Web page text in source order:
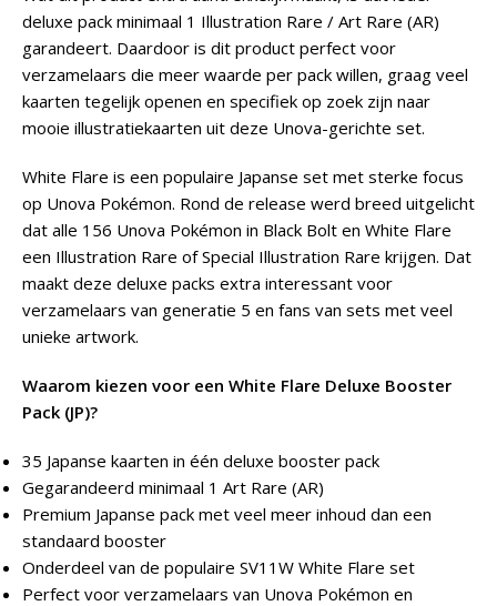
deluxe pack minimaal 1 Illustration Rare / Art Rare (AR)
garandeert. Daardoor is dit product perfect voor
verzamelaars die meer waarde per pack willen, graag veel
kaarten tegelijk openen en specifiek op zoek zijn naar
mooie illustratiekaarten uit deze Unova-gerichte set.
White Flare is een populaire Japanse set met sterke focus
op Unova Pokémon. Rond de release werd breed uitgelicht
dat alle 156 Unova Pokémon in Black Bolt en White Flare
een Illustration Rare of Special Illustration Rare krijgen. Dat
maakt deze deluxe packs extra interessant voor
verzamelaars van generatie 5 en fans van sets met veel
unieke artwork.
Waarom kiezen voor een White Flare Deluxe Booster
Pack (JP)?
35 Japanse kaarten in één deluxe booster pack
Gegarandeerd minimaal 1 Art Rare (AR)
Premium Japanse pack met veel meer inhoud dan een
standaard booster
Onderdeel van de populaire SV11W White Flare set
Perfect voor verzamelaars van Unova Pokémon en